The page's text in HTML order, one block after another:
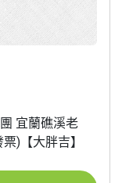
宜蘭礁溪老
)【大胖吉】